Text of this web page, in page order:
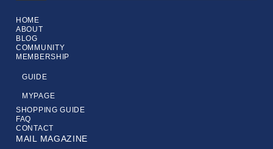
HOME
ABOUT
BLOG
COMMUNITY
MEMBERSHIP
GUIDE
MYPAGE
SHOPPING GUIDE
FAQ
CONTACT
MAIL MAGAZINE